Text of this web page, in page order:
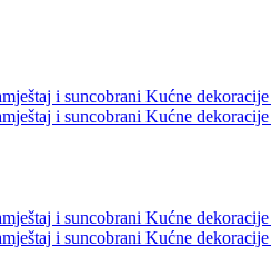
i suncobrani Kućne dekoracije
i suncobrani Kućne dekoracije
i suncobrani Kućne dekoracije
i suncobrani Kućne dekoracije